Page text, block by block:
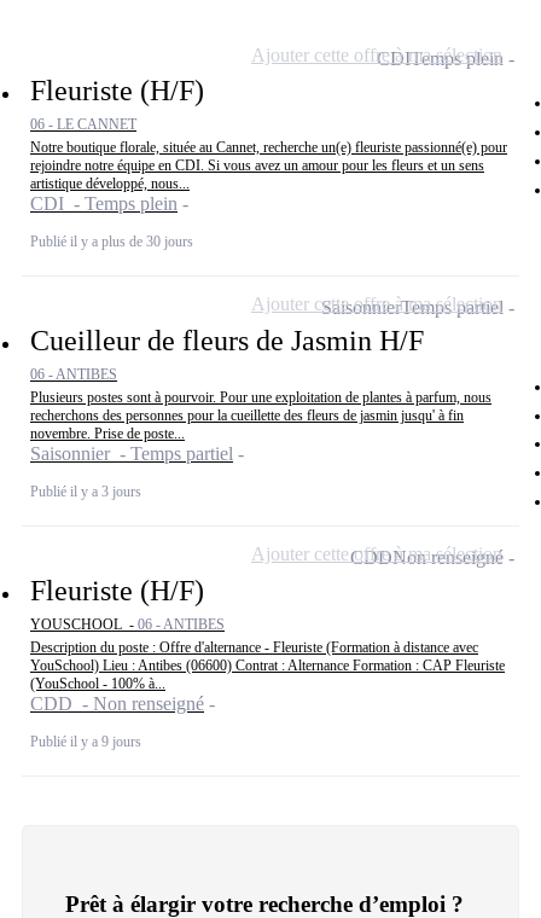
Fleuriste (H/F)
06 - LE CANNET
Notre boutique florale, située au Cannet, recherche un(e) fleuriste passionné(e) pour
rejoindre notre équipe en CDI. Si vous avez un amour pour les fleurs et un sens
artistique développé, nous...
CDI - Temps plein
Publié il y a plus de 30 jours
CDITemps plein
Ajouter cette offre à ma sélection
Cueilleur de fleurs de Jasmin H/F
06 - ANTIBES
Plusieurs postes sont à pourvoir. Pour une exploitation de plantes à parfum, nous
recherchons des personnes pour la cueillette des fleurs de jasmin jusqu' à fin
novembre. Prise de poste...
Saisonnier - Temps partiel
Publié il y a 3 jours
SaisonnierTemps partiel
Ajouter cette offre à ma sélection
Fleuriste (H/F)
YOUSCHOOL - 06 - ANTIBES
Description du poste : Offre d'alternance - Fleuriste (Formation à distance avec
YouSchool) Lieu : Antibes (06600) Contrat : Alternance Formation : CAP Fleuriste
(YouSchool - 100% à...
CDD - Non renseigné
Publié il y a 9 jours
CDDNon renseigné
Ajouter cette offre à ma sélection
Prêt à élargir votre recherche d’emploi ?